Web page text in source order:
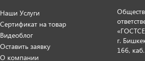
Наши Услуги
Сертификат на товар
Видеоблог
Оставить заявку
О компании
г.
166,